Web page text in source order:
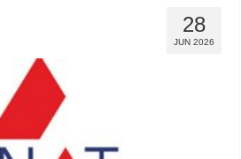
28
JUN 2026